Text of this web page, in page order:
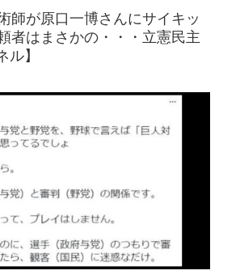
師が原口一博さんにサイキッ
者はまさかの・・・立憲民主
ル】